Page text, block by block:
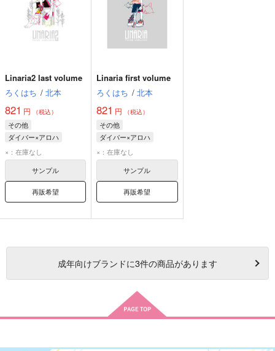
Linaria2 last volume
ろくはち / 北本
821 円 （税込）
その他
ダイバー×アロハ
アロハ
ダイバー
×：在庫なし
サンプル
再販希望
Linaria first volume
ろくはち / 北本
821 円 （税込）
その他
ダイバー×アロハ
アロハ
ダイバー
×：在庫なし
サンプル
再販希望
成年向けブランドに3件の商品があります